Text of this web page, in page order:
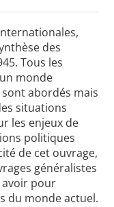
des
Tous les
monde
abordés mais
situations
les enjeux de
politiques
de cet ouvrage,
généralistes
pour
du monde actuel.